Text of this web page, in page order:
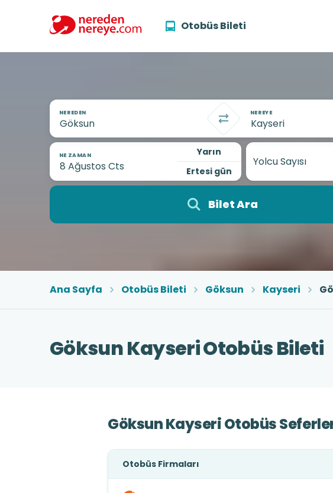
Otobüs Bileti
NEREDEN NEREYE
NE ZAMAN
Yarın
Ertesi gün
Yolcu Sayısı
Bilet Ara
Ana Sayfa Otobüs Bileti Göksun Kayseri
Göksun Kayseri Otobüs Bileti
Göksun Kayseri Otobüs
Otobüs Firmaları